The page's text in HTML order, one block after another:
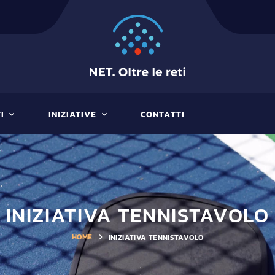
MESSINA TENNISTAVOLO
INIZIATIVE CONTATTI
INIZIATIVA TENNISTAVOLO
HOME INIZIATIVA TENNISTAVOLO